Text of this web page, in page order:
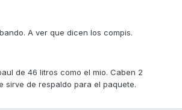
A ver que dicen los compis.
de 46 litros como el mio. Caben 2
sirve de respaldo para el paquete.